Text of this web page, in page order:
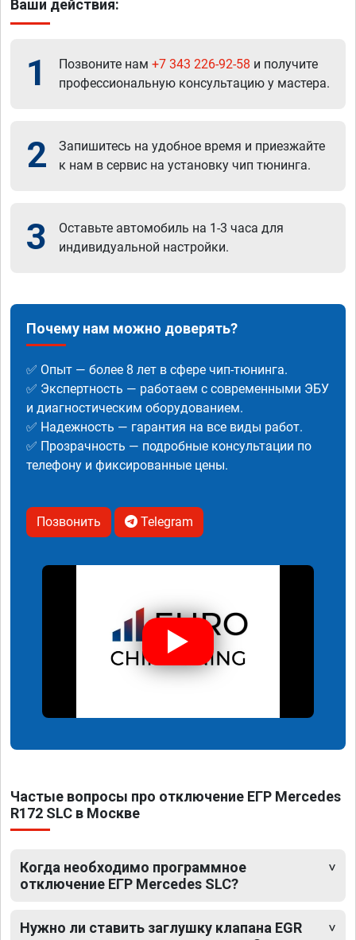
Ваши действия:
1 Позвоните нам +7 343 226-92-58 и получите
профессиональную консультацию у мастера.
2
Запишитесь на удобное время и приезжайте
к нам в сервис на установку чип тюнинга.
3
Оставьте автомобиль на 1-3 часа для
индивидуальной настройки.
Почему нам можно доверять?
✅ Опыт — более 8 лет в сфере чип-тюнинга.
✅ Экспертность — работаем с современными ЭБУ
и диагностическим оборудованием.
✅ Надежность — гарантия на все виды работ.
✅ Прозрачность — подробные консультации по
телефону и фиксированные цены.
Позвонить Telegram
Частые вопросы про отключение ЕГР Mercedes
R172 SLC в Москве
Когда необходимо программное
отключение ЕГР Mercedes SLC?
Нужно ли ставить заглушку клапана EGR